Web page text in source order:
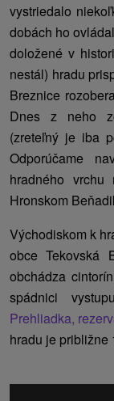
vystriedalo
dobách ho
doložené v
nestál) hradu
Breznice
Dnes z neho
(zreteľný je iba
Odporúčame
hradného
Hronskom
Východiskom k
obce Tekovská
obchádza
spádnici
Prehliadka,
hradu je približne